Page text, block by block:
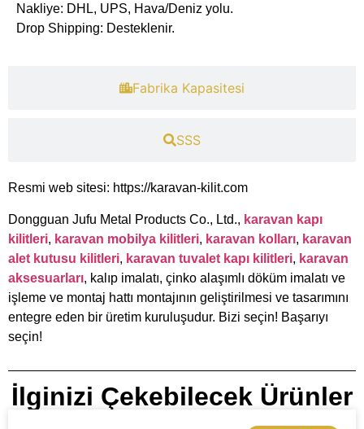
​Fabrika Kapasitesi​
​SSS
​Nakliye: DHL, UPS, Hava/Deniz yolu.
​Drop Shipping: Desteklenir.
Resmi web sitesi: https://karavan-kilit.com
Dongguan Jufu Metal Products Co., Ltd., karavan kapı
kilitleri, karavan mobilya kilitleri, karavan kolları, karavan
alet kutusu kilitleri, karavan tuvalet kapı kilitleri, karavan
aksesuarları, kalıp imalatı, çinko alaşımlı döküm imalatı ve
işleme ve montaj hattı montajının geliştirilmesi ve tasarımını
entegre eden bir üretim kuruluşudur. Bizi seçin! Başarıyı
seçin!
İlginizi Çekebilecek Ürünler